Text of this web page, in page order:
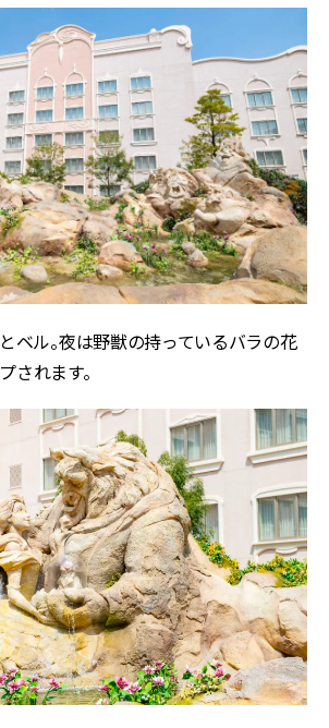
とベル。夜は野獣の持っているバラの花
されます。